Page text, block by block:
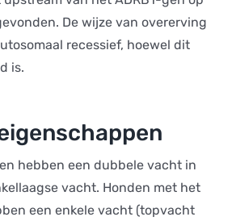
De wijze van overerving
recessief, hoewel dit
is.
hebben een dubbele vacht in
vacht. Honden met het
een enkele vacht (topvacht